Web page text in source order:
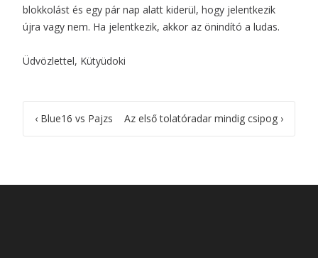
blokkolást és egy pár nap alatt kiderül, hogy jelentkezik
újra vagy nem. Ha jelentkezik, akkor az önindító a ludas.
Üdvözlettel, Kütyüdoki
Post
navigation
‹ Blue16 vs Pajzs Az első tolatóradar mindig csipog ›